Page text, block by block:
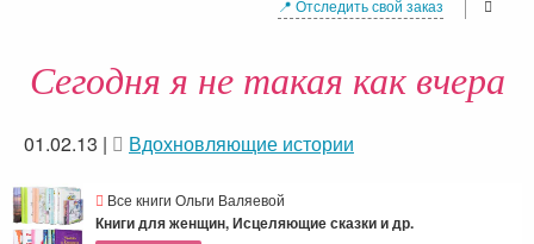
📍 Отследить свой заказ
Сегодня я не такая как вчера
01.02.13 | Вдохновляющие истории
Все книги Ольги Валяевой
Книги для женщин, Исцеляющие сказки и др.